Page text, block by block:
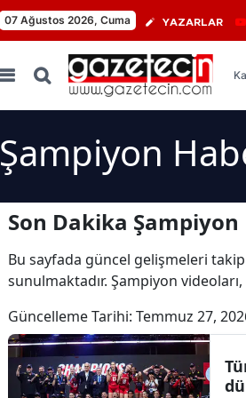
07 Ağustos 2026, Cuma YAZARLAR
Şampiyon
Son Dakika
Bu sayfada güncel gelişmeleri
sunulmaktadır. Şampiyon
Güncelleme Tarihi: Temmuz 27,